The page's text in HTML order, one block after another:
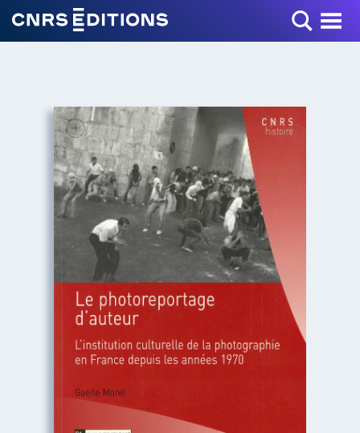
Toggle Menu
+